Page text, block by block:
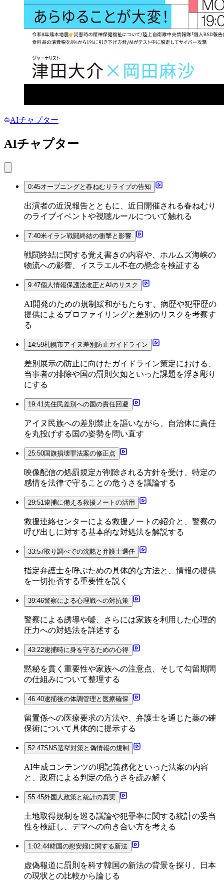
AIチャプター
AIチャプター
0:45オープニングと春ねむりライブの告知
出演者の近況報告とともに、近日開催される春ねむり
のライブイベントや視聴ルールについて触れる
7:40米イラン戦闘終結の衝撃と影響
戦闘終結に関する覚え書きの内容や、ホルムズ海峡の
物流への影響、イスラエル不在の懸念を検証する
9:47個人情報保護法改正とAIのリスク
AI開発のための規制緩和がもたらす、病歴や犯罪歴の
提供によるプロファイリングと差別のリスクを考察す
る
14:59札幌市アイヌ差別防止ガイドライン
差別展示の防止に向けたガイドライン策定における、
当事者の排除や国の罰則欠如といった課題を浮き彫り
にする
19:41先住民差別への国の責任回避
アイヌ民族への差別禁止を謳いながら、自治体に責任
を丸投げする国の姿勢を問い直す
25:50国旗損壊罪法案の修正点
映像配信の処罰規定が削除される方針を受け、特定の
感情を法律で守ることの危うさを議論する
29:51逮捕に備える救援ノートの活用
救援連絡センターによる救援ノートの紹介と、警察の
呼び出しに対する基本的な対処法を解説する
33:57取り調べでの沈黙と弁護士選任
指定弁護士を呼ぶための具体的な方法と、情報の提供
を一切拒否する重要性を説く
39:46警察による心理戦への対抗策
警察による誘導や嘘、さらには家族を利用した心理的
圧力への対処法を詳述する
43:22逮捕時に身を守るための心得
黙秘を貫く重要性や家族への注意点、そして勾留期間
の仕組みについて整理する
46:40逮捕後の体調管理と医療確保
留置係への医療要求の方法や、弁護士を通じた薬の確
保術について具体的に提示する
52:47SNS選挙対策と偽情報の規制
AI生成コンテンツの明記義務化といった法案の内容
と、政府による判定の危うさを読み解く
55:45外国人政策と統計の真実
土地取得規制を巡る議論や犯罪率に関する統計の妥当
性を検証し、デマへの向き合い方を考える
1:02:44韓国の慰安婦に関する新法
虚偽報道に罰則を科す韓国の新法の背景を探り、日本
の現状との比較から論じる